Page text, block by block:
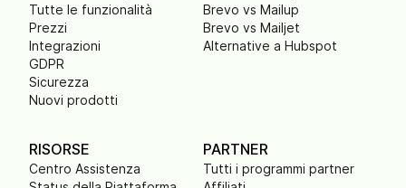
Tutte le funzionalità
Prezzi
Integrazioni
GDPR
Sicurezza
Nuovi prodotti
Brevo vs Mailup
Brevo vs Mailjet
Alternative a Hubspot
RISORSE
Centro Assistenza
PARTNER
Tutti i programmi partner